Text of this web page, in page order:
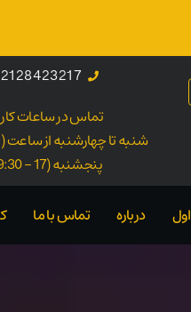
تماس در ساعات
شنبه تا چهارشنبه از ساعت ( 19- 9:30 )
پنجشنبه (17 - 9:30 )
درباره تماس با ما